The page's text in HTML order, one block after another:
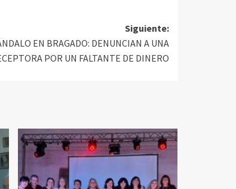
Siguiente:
EN BRAGADO: DENUNCIAN A UNA
POR UN FALTANTE DE DINERO